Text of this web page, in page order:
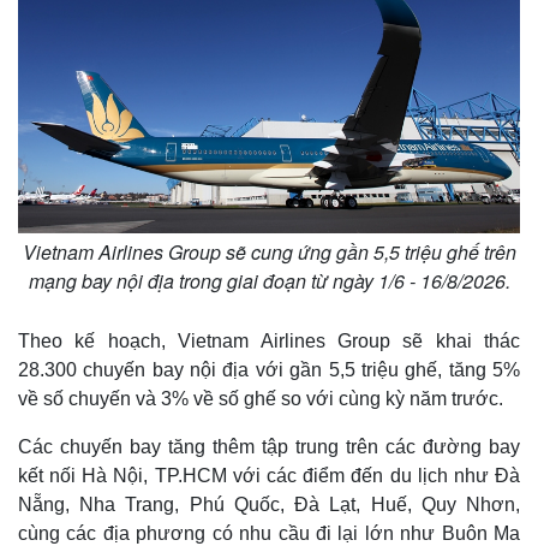
Vietnam Airlines Group sẽ cung ứng gần 5,5 triệu ghế trên
mạng bay nội địa trong giai đoạn từ ngày 1/6 - 16/8/2026.
Theo kế hoạch, Vietnam Airlines Group sẽ khai thác
28.300 chuyến bay nội địa với gần 5,5 triệu ghế, tăng 5%
về số chuyến và 3% về số ghế so với cùng kỳ năm trước.
Các chuyến bay tăng thêm tập trung trên các đường bay
kết nối Hà Nội, TP.HCM với các điểm đến du lịch như Đà
Nẵng, Nha Trang, Phú Quốc, Đà Lạt, Huế, Quy Nhơn,
cùng các địa phương có nhu cầu đi lại lớn như Buôn Ma